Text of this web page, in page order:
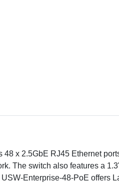
x 2.5GbE RJ45 Ethernet
The switch also features a
Enterprise-48-PoE offers